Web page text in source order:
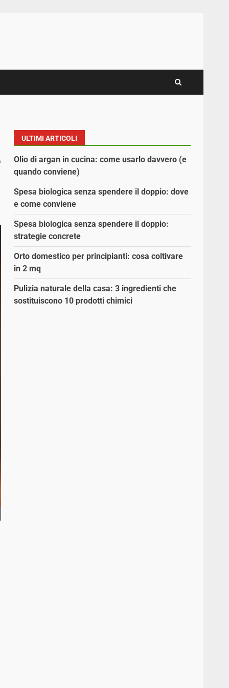
ULTIMI ARTICOLI
Olio di argan in cucina: come usarlo davvero (e
quando conviene)
Spesa biologica senza spendere il doppio: dove
e come conviene
Spesa biologica senza spendere il doppio:
strategie concrete
Orto domestico per principianti: cosa coltivare
in 2 mq
Pulizia naturale della casa: 3 ingredienti che
sostituiscono 10 prodotti chimici